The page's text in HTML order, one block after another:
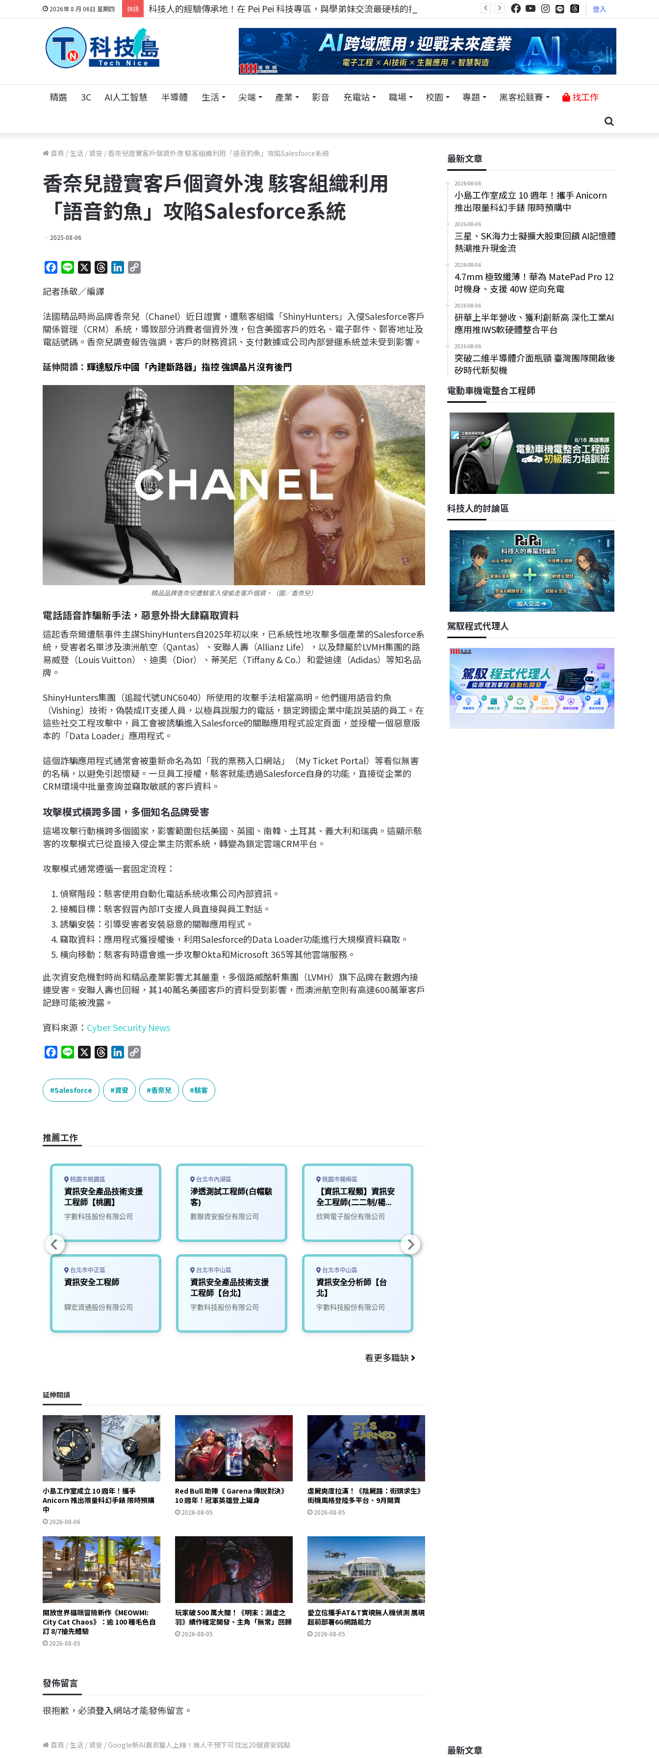
2026年 8 月 06日 星期四 快訊 科技人的經驗傳承地！在 Pei Pei 科技專區，與學弟妹交流最硬核的技術 登入
精選 3C AI人工智慧 半導體 生活 尖端 產業 影音 充電站 職場 校園 專題 黑客松競賽 找工作
首頁 / 生活 / 資安 /香奈兒證實客戶個資外洩 駭客組織利用「語音釣魚」攻陷Salesforce系統
香奈兒證實客戶個資外洩 駭客組織利用
「語音釣魚」攻陷Salesforce系統
2025-08-06
c
b
o
o
n
a
d
s
e
d
I
i
n
記者孫敬／編譯
法國精品時尚品牌香奈兒（Chanel）近日證實，遭駭客組織「ShinyHunters」入侵Salesforce客戶
關係管理（CRM）系統，導致部分消費者個資外洩，包含美國客戶的姓名、電子郵件、郵寄地址及
電話號碼。香奈兒調查報告強調，客戶的財務資訊、支付數據或公司內部營運系統並未受到影響。
延伸閱讀： 輝達駁斥中國「內建斷路器」指控 強調晶片沒有後門
精品品牌香奈兒遭駭客入侵偷走客戶個資。（圖／香奈兒）
電話語音詐騙新手法，惡意外掛大肆竊取資料
這起香奈爾遭駭事件主謀ShinyHunters自2025年初以來，已系統性地攻擊多個產業的Salesforce系
統，受害者名單涉及澳洲航空（Qantas）、安聯人壽（Allianz Life），以及隸屬於LVMH集團的路
易威登（Louis Vuitton）、迪奧（Dior）、蒂芙尼（Tiffany & Co.）和愛迪達（Adidas）等知名品
牌。
ShinyHunters集團（追蹤代號UNC6040）所使用的攻擊手法相當高明。他們運用語音釣魚
（Vishing）技術，偽裝成IT支援人員，以極具說服力的電話，鎖定跨國企業中能說英語的員工。在
這些社交工程攻擊中，員工會被誘騙進入Salesforce的關聯應用程式設定頁面，並授權一個惡意版
本的「Data Loader」應用程式。
這個詐騙應用程式通常會被重新命名為如「我的票務入口網站」（My Ticket Portal）等看似無害
的名稱，以避免引起懷疑。一旦員工授權，駭客就能透過Salesforce自身的功能，直接從企業的
CRM環境中批量查詢並竊取敏感的客戶資料。
攻擊模式橫跨多國，多個知名品牌受害
這場攻擊行動橫跨多個國家，影響範圍包括美國、英國、南韓、土耳其、義大利和瑞典。這顯示駭
客的攻擊模式已從直接入侵企業主防禦系統，轉變為鎖定雲端CRM平台。
攻擊模式通常遵循一套固定流程：
偵察階段：駭客使用自動化電話系統收集公司內部資訊。
接觸目標：駭客假冒內部IT支援人員直接與員工對話。
誘騙安裝：引導受害者安裝惡意的關聯應用程式。
竊取資料：應用程式獲授權後，利用Salesforce的Data Loader功能進行大規模資料竊取。
橫向移動：駭客有時還會進一步攻擊Okta和Microsoft 365等其他雲端服務。
此次資安危機對時尚和精品產業影響尤其嚴重，多個路威酩軒集團（LVMH）旗下品牌在數週內接
連受害。安聯人壽也回報，其140萬名美國客戶的資料受到影響，而澳洲航空則有高達600萬筆客戶
記錄可能被洩露。
資料來源： Cyber Security News
c
e
b
k
n
e
r
e
a
n
k
e
p
L
Salesforce 資安 香奈兒 駭客
推薦工作
桃園市桃園區
資訊安全產品技術支援
工程師【桃園】
宇數科技股份有限公司
台北市中正區
資訊安全工程師
驊宏資通股份有限公司
台北市內湖區
滲透測試工程師(白帽駭
客)
數聯資安股份有限公司
台北市中山區
資訊安全產品技術支援
工程師【台北】
宇數科技股份有限公司
桃園市楊梅區
【資訊工程類】資訊安
全工程師(二二制/楊梅
廠區)
欣興電子股份有限公司
台北市中山區
資訊安全分析師【台
北】
宇數科技股份有限公司
看更多職缺
延伸閱讀
小島工作室成立 10 週年！攜手
Anicorn 推出限量科幻手錶 限時預購
中
2026-08-06
Red Bull 助陣《 Garena 傳說對決》
10 週年！冠軍英雄登上罐身
2026-08-05
虐屍爽度拉滿！《陰屍路：街頭求生》
街機風格登陸多平台、9月開賣
2026-08-05
開放世界貓咪冒險新作《MEOWMI:
City Cat Chaos》：逾 100 種毛色自
訂 8/7搶先體驗
2026-08-05
玩家破 500 萬大關！《明末：淵虛之
羽》續作確定開發、主角「無常」回歸
2026-08-05
愛立信攜手AT&T實現無人機偵測 展現
超前部署6G網路能力
2026-08-05
發佈留言
很抱歉，必須登入網站才能發佈留言。
最新文章
2026-08-06
小島工作室成立 10 週年！攜手 Anicorn
推出限量科幻手錶 限時預購中
2026-08-06
三星、SK海力士擬擴大股東回饋 AI記憶體
熱潮推升現金流
2026-08-06
4.7mm 極致纖薄！華為 MatePad Pro 12
吋機身、支援 40W 逆向充電
2026-08-06
研華上半年營收、獲利創新高 深化工業AI
應用推IWS軟硬體整合平台
2026-08-06
突破二維半導體介面瓶頸 臺灣團隊開啟後
矽時代新契機
電動車機電整合工程師
科技人的討論區
駕馭程式代理人